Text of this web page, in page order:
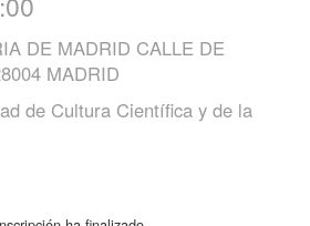
DE MADRID CALLE DE
MADRID
de Cultura Científica y de la